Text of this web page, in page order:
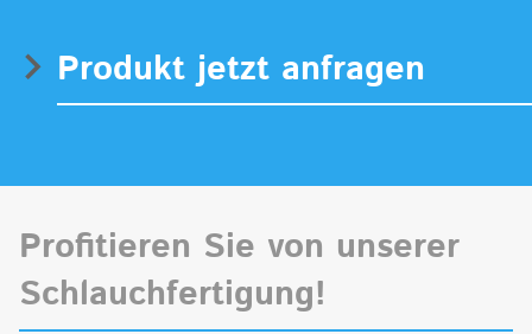
Produkt jetzt anfragen
Profitieren Sie von unserer
Schlauchfertigung!